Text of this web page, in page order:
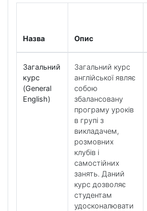
Назва Опис
Загальний
курс
(General
English)
Загальний курс
англійської являє
собою
збалансовану
програму уроків
в групі з
викладачем,
розмовних
клубів і
самостійних
занять. Даний
курс дозволяє
студентам
удосконалювати